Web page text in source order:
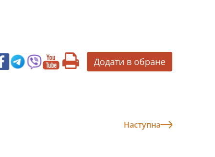
Додати в обране
Наступна